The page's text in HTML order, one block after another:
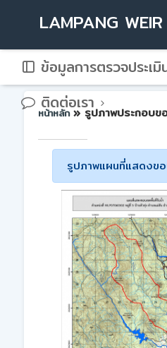
LAMPANG
ข้อมูลการตรวจประเ
ติดต่อเรา
หน้าหลัก » รูปภาพประกอบ
รูปภาพแผนที่แสดงข